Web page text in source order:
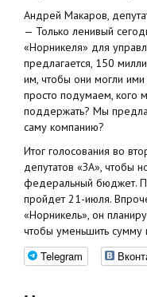
Андрей Макаров,
— Только ленивый
«Норникеля» для
предлагается, 150
им, чтобы они могли ими
просто подумаем, кого
поддержать? Мы
саму компанию?
Итог голосования во
депутатов «ЗА», чтобы
федеральный бюджет.
пройдет 21-июля.
«Норникель», он
чтобы уменьшить
Telegram